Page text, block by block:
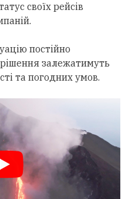
своїх рейсів
постійно
залежатимуть
та погодних умов.